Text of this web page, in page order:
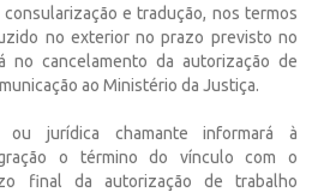
e tradução, nos termos
no exterior no prazo previsto no
no cancelamento da autorização de
ao Ministério da Justiça.
jurídica chamante informará à
o término do vínculo com o
final da autorização de trabalho